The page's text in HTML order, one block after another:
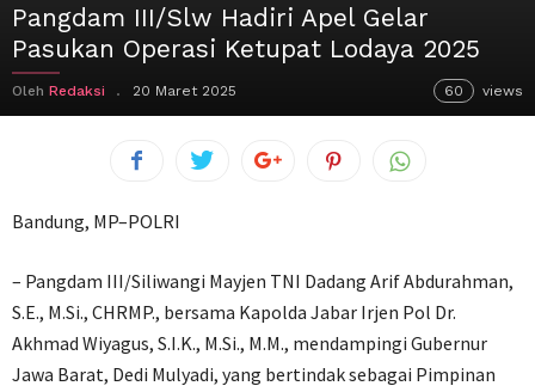
Pangdam III/Slw Hadiri Apel Gelar
Pasukan Operasi Ketupat Lodaya 2025
Oleh Redaksi 20 Maret 2025 60 views
Bandung, MP–POLRI
– Pangdam III/Siliwangi Mayjen TNI Dadang Arif Abdurahman,
S.E., M.Si., CHRMP., bersama Kapolda Jabar Irjen Pol Dr.
Akhmad Wiyagus, S.I.K., M.Si., M.M., mendampingi Gubernur
Jawa Barat, Dedi Mulyadi, yang bertindak sebagai Pimpinan